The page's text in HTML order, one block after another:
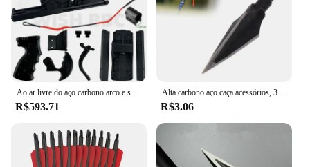
Ao ar livre do aço carbono arco e seta, Caça e CrossbowShooting Acessórios, Bow Limb, Laser Bow, Peixe, Escala, DIY
R$593.71
Alta carbono aço caça acessórios, 3 lâminas, com lâminas afiadas, para tiro com arco, 100 grãos
R$3.06